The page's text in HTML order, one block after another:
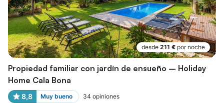
desde 211 € por noche
Propiedad familiar con jardín de ensueño – Holiday
Home Cala Bona
8,8 Muy bueno 34 opiniones